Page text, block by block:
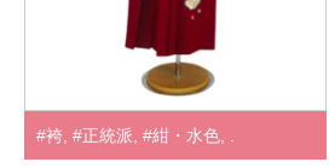
#袴, #正統派, #紺・水色, .